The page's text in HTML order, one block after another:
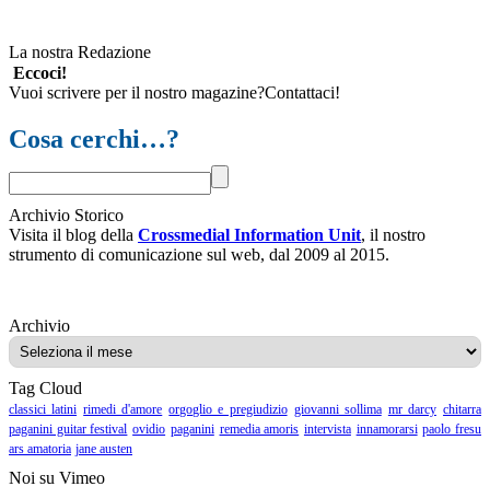
La nostra Redazione
Eccoci!
Vuoi scrivere per il nostro magazine?Contattaci!
Cosa cerchi…?
Archivio Storico
Visita il blog della Crossmedial Information Unit, il nostro
strumento di comunicazione sul web, dal 2009 al 2015.
ArchivioArchivio
Tag Cloud
classici latini rimedi d'amore orgoglio e pregiudizio giovanni sollima mr darcy chitarra
paganini guitar festival ovidio paganini remedia amoris intervista innamorarsi paolo fresu
ars amatoria jane austen
Noi su Vimeo